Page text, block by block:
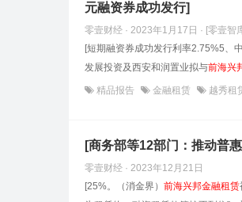
元融资券成功发行]
零壹财经 · 2023年1月17日 · [零壹智
[短期融资券成功发行利率2.75%5、
发展投资及西安和润置业拟与前海兴
精品报告 金融租赁 越秀租
[​商务部等12部门：推动普
零壹财经 · 2023年12月21日
[25%。（消金界） 前海兴邦金融租赁